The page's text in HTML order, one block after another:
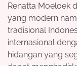
Renatta Moeloek
yang modern
tradisional
internasional
hidangan yang